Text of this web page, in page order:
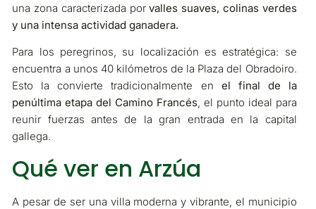
una zona caracterizada porvalles suaves, colinas verdes
y una intensa actividad ganadera.
Para los peregrinos, su localización es estratégica: se
encuentra a unos 40 kilómetros de la Plaza del Obradoiro.
Esto la convierte tradicionalmente en el final de la
penúltima etapa del Camino Francés, el punto ideal para
reunir fuerzas antes de la gran entrada en la capital
gallega.
Qué ver en Arzúa
A pesar de ser una villa moderna y vibrante, el municipio